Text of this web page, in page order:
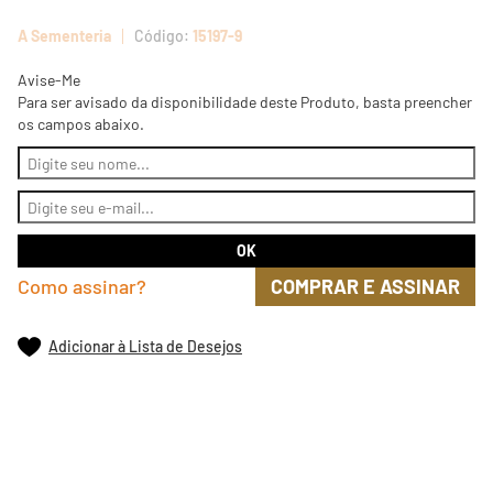
A Sementeria 15197-9
Avise-Me
Para ser avisado da disponibilidade deste Produto, basta preencher
os campos abaixo.
Como assinar? COMPRAR E ASSINAR
Adicionar à Lista de Desejos